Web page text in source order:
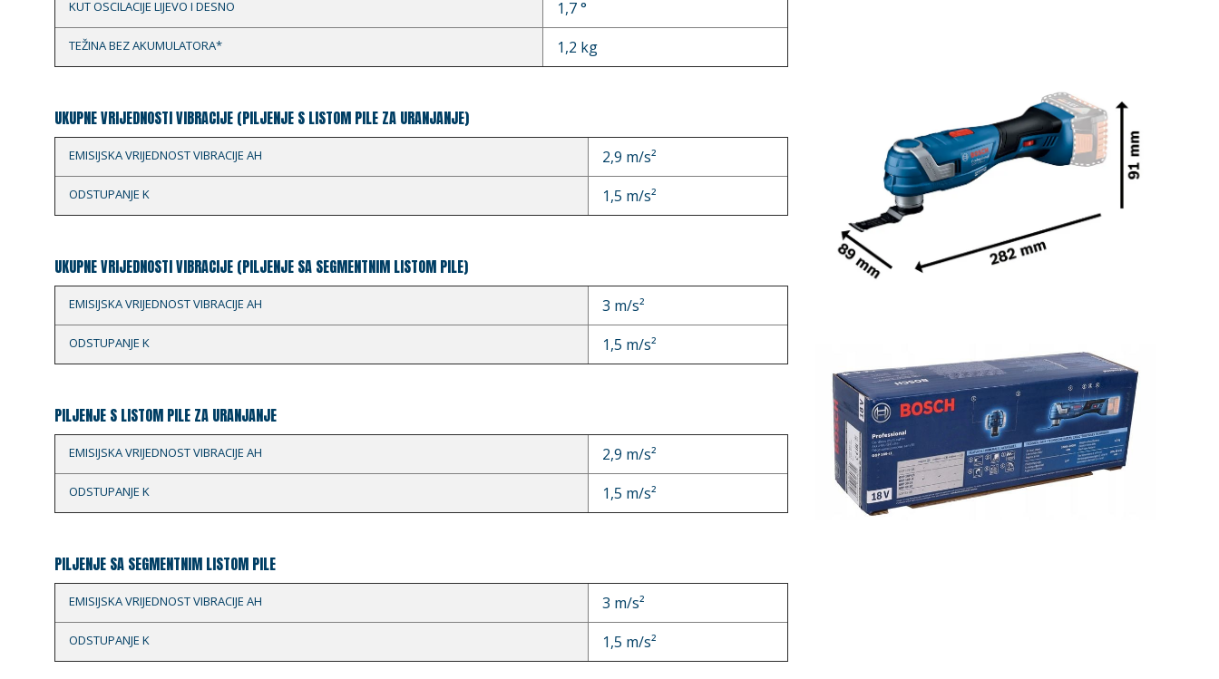
KUT OSCILACIJE LIJEVO I DESNO 1,7 °
TEŽINA BEZ AKUMULATORA* 1,2 kg
UKUPNE VRIJEDNOSTI VIBRACIJE (PILJENJE S LISTOM PILE ZA URANJANJE)
EMISIJSKA VRIJEDNOST VIBRACIJE AH 2,9 m/s²
ODSTUPANJE K 1,5 m/s²
UKUPNE VRIJEDNOSTI VIBRACIJE (PILJENJE SA SEGMENTNIM LISTOM PILE)
EMISIJSKA VRIJEDNOST VIBRACIJE AH 3 m/s²
ODSTUPANJE K 1,5 m/s²
PILJENJE S LISTOM PILE ZA URANJANJE
EMISIJSKA VRIJEDNOST VIBRACIJE AH 2,9 m/s²
ODSTUPANJE K 1,5 m/s²
PILJENJE SA SEGMENTNIM LISTOM PILE
EMISIJSKA VRIJEDNOST VIBRACIJE AH 3 m/s²
ODSTUPANJE K 1,5 m/s²